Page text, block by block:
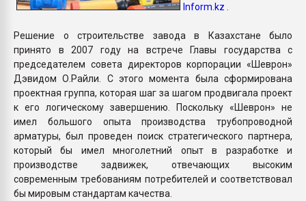
Inform.kz
Решение о строительстве завода в Казахстане было
принято в 2007 году на встрече Главы государства с
председателем совета директоров корпорации «Шеврон»
Дэвидом О.Райли. С этого момента была сформирована
проектная группа, которая шаг за шагом продвигала проект
к его логическому завершению. Поскольку «Шеврон» не
имел большого опыта производства трубопроводной
арматуры, был проведен поиск стратегического партнера,
который бы имел многолетний опыт в разработке и
производстве задвижек, отвечающих высоким
современным требованиям потребителей и соответствовал
бы мировым стандартам качества.